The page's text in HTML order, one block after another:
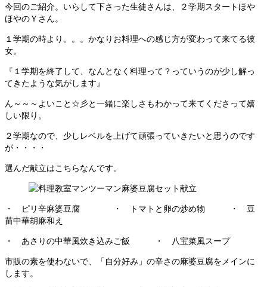
今回のご紹介。いらして下さった生徒さんは、２学期スタートほや
ほやのＹさん。
１学期の時より。。。かなりお料理への感じ方が変わって来てる彼
女。
『１学期を終了して、なんとなく料理って？っていうのが少し解っ
てきたような気がします』
ん～～～よいこと☆彡と一緒に楽しさもわかって来てくださって嬉
しい限り。
２学期なので、少しレベルを上げて頑張っていきたいと思うのです
が・・・・
選んだ献立はこちらなんです。
・ ピリ辛麻婆豆腐 ・ トマトと卵の炒め物 ・ 豆
苗中華胡麻和え
・ あさりの中華風炊き込みご飯 ・ 八宝菜風スープ
市販の素を使わないで、「自分好み」の辛さの麻婆豆腐をメインに
します。